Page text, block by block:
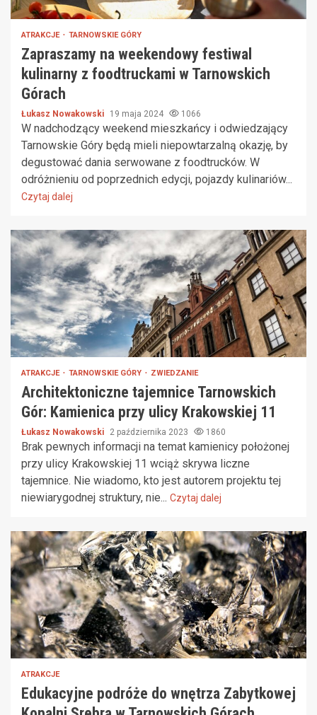
ATRAKCJE TARNOWSKIE GÓRY
Zapraszamy na weekendowy festiwal
kulinarny z foodtruckami w Tarnowskich
Górach
Łukasz Nowakowski 19 maja 2024 1066
W nadchodzący weekend mieszkańcy i odwiedzający
Tarnowskie Góry będą mieli niepowtarzalną okazję, by
degustować dania serwowane z foodtrucków. W
odróżnieniu od poprzednich edycji, pojazdy kulinariów...
Czytaj dalej
ATRAKCJE TARNOWSKIE GÓRY ZWIEDZANIE
Architektoniczne tajemnice Tarnowskich
Gór: Kamienica przy ulicy Krakowskiej 11
Łukasz Nowakowski 2 października 2023 1860
Brak pewnych informacji na temat kamienicy położonej
przy ulicy Krakowskiej 11 wciąż skrywa liczne
tajemnice. Nie wiadomo, kto jest autorem projektu tej
niewiarygodnej struktury, nie... Czytaj dalej
ATRAKCJE
Edukacyjne podróże do wnętrza Zabytkowej